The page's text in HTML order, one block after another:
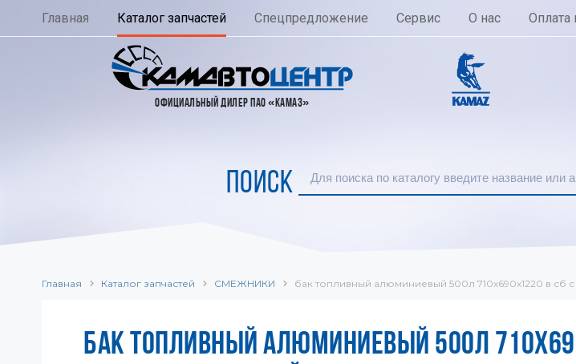
Главная Каталог запчастей Спецпредложение Сервис О нас Оплата
ОФИЦИАЛЬНЫЙ ДИЛЕР ПАО «КАМАЗ»
ПОИСК
Главная Каталог запчастей СМЕЖНИКИ бак топливный алюминиевый 500л 710х690х1220 в сб
БАК ТОПЛИВНЫЙ АЛЮМИНИЕВЫЙ 500Л